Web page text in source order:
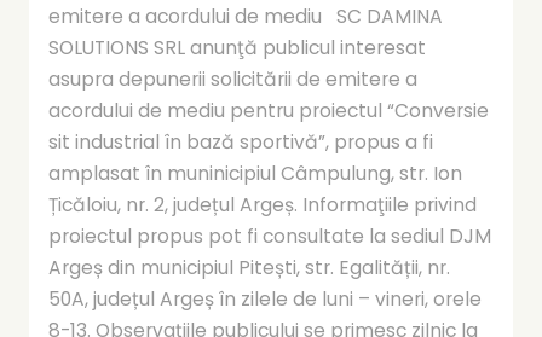
emitere a acordului de mediu SC DAMINA
SOLUTIONS SRL anunţă publicul interesat
asupra depunerii solicitării de emitere a
acordului de mediu pentru proiectul “Conversie
sit industrial în bază sportivă”, propus a fi
amplasat în muninicipiul Câmpulung, str. Ion
Țicăloiu, nr. 2, județul Argeș. Informaţiile privind
proiectul propus pot fi consultate la sediul DJM
Argeș din municipiul Pitești, str. Egalității, nr.
50A, județul Argeș în zilele de luni – vineri, orele
8-13. Observaţiile publicului se primesc zilnic la